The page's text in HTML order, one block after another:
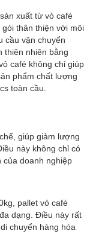
xuất từ vỏ café
thân thiện với môi
cầu vận chuyển
thiên nhiên bằng
café không chỉ giúp
phẩm chất lượng
toàn cầu.
giúp giảm lượng
này không chỉ có
của doanh nghiệp
pallet vỏ café
dạng. Điều này rất
chuyển hàng hóa